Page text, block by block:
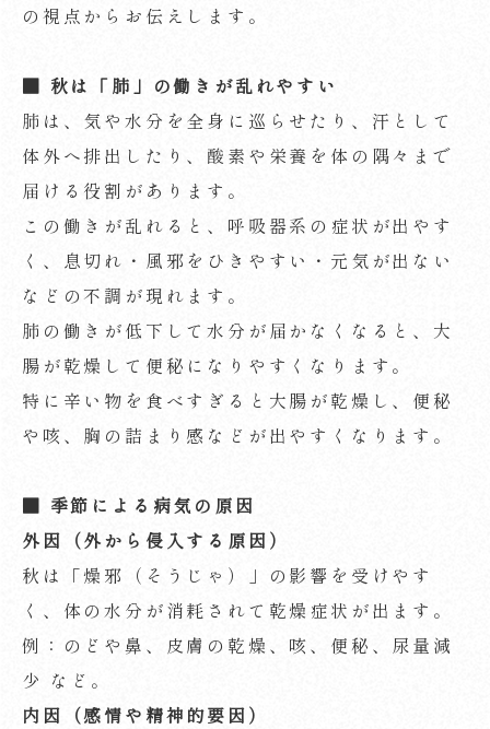
の視点からお伝えします。
■ 秋は「肺」の働きが乱れやすい
肺は、気や水分を全身に巡らせたり、汗として
体外へ排出したり、酸素や栄養を体の隅々まで
届ける役割があります。
この働きが乱れると、呼吸器系の症状が出やす
く、息切れ・風邪をひきやすい・元気が出ない
などの不調が現れます。
肺の働きが低下して水分が届かなくなると、大
腸が乾燥して便秘になりやすくなります。
特に辛い物を食べすぎると大腸が乾燥し、便秘
や咳、胸の詰まり感などが出やすくなります。
■ 季節による病気の原因
外因（外から侵入する原因）
秋は「燥邪（そうじゃ）」の影響を受けやす
く、体の水分が消耗されて乾燥症状が出ます。
例：のどや鼻、皮膚の乾燥、咳、便秘、尿量減
少 など。
内因（感情や精神的要因）